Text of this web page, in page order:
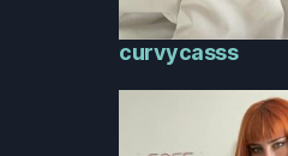
curvycasss